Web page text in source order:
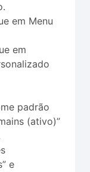
em Menu
em
padrão
(ativo)”
e